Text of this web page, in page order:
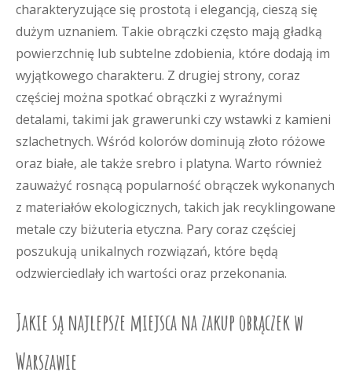
charakteryzujące się prostotą i elegancją, cieszą się
dużym uznaniem. Takie obrączki często mają gładką
powierzchnię lub subtelne zdobienia, które dodają im
wyjątkowego charakteru. Z drugiej strony, coraz
częściej można spotkać obrączki z wyraźnymi
detalami, takimi jak grawerunki czy wstawki z kamieni
szlachetnych. Wśród kolorów dominują złoto różowe
oraz białe, ale także srebro i platyna. Warto również
zauważyć rosnącą popularność obrączek wykonanych
z materiałów ekologicznych, takich jak recyklingowane
metale czy biżuteria etyczna. Pary coraz częściej
poszukują unikalnych rozwiązań, które będą
odzwierciedlały ich wartości oraz przekonania.
Jakie są najlepsze miejsca na zakup obrączek w
Warszawie